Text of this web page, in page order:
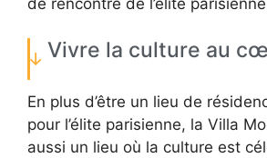
Vivre la culture au
En plus d’être un lieu de
pour l’élite parisienne, la Villa
aussi un lieu où la culture est